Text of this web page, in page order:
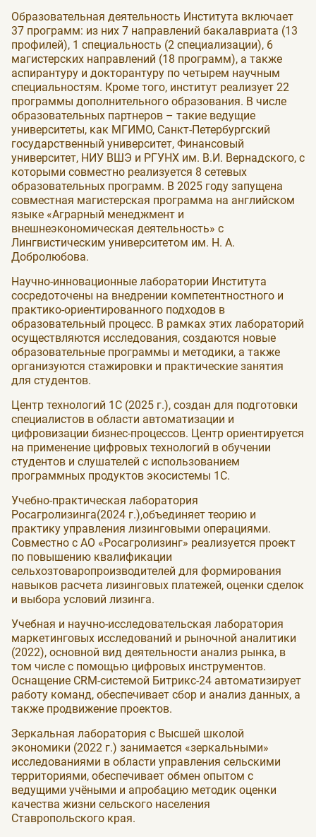
Образовательная деятельность Института включает
37 программ: из них 7 направлений бакалавриата (13
профилей), 1 специальность (2 специализации), 6
магистерских направлений (18 программ), а также
аспирантуру и докторантуру по четырем научным
специальностям. Кроме того, институт реализует 22
программы дополнительного образования. В числе
образовательных партнеров – такие ведущие
университеты, как МГИМО, Санкт-Петербургский
государственный университет, Финансовый
университет, НИУ ВШЭ и РГУНХ им. В.И. Вернадского, с
которыми совместно реализуется 8 сетевых
образовательных программ. В 2025 году запущена
совместная магистерская программа на английском
языке «Аграрный менеджмент и
внешнеэкономическая деятельность» с
Лингвистическим университетом им. Н. А.
Добролюбова.
Научно-инновационные лаборатории Института
сосредоточены на внедрении компетентностного и
практико-ориентированного подходов в
образовательный процесс. В рамках этих лабораторий
осуществляются исследования, создаются новые
образовательные программы и методики, а также
организуются стажировки и практические занятия
для студентов.
Центр технологий 1С (2025 г.), создан для подготовки
специалистов в области автоматизации и
цифровизации бизнес-процессов. Центр ориентируется
на применение цифровых технологий в обучении
студентов и слушателей с использованием
программных продуктов экосистемы 1С.
Учебно-практическая лаборатория
Росагролизинга(2024 г.),объединяет теорию и
практику управления лизинговыми операциями.
Совместно с АО «Росагролизинг» реализуется проект
по повышению квалификации
сельхозтоваропроизводителей для формирования
навыков расчета лизинговых платежей, оценки сделок
и выбора условий лизинга.
Учебная и научно-исследовательская лаборатория
маркетинговых исследований и рыночной аналитики
(2022), основной вид деятельности анализ рынка, в
том числе с помощью цифровых инструментов.
Оснащение CRM-системой Битрикс-24 автоматизирует
работу команд, обеспечивает сбор и анализ данных, а
также продвижение проектов.
Зеркальная лаборатория с Высшей школой
экономики (2022 г.) занимается «зеркальными»
исследованиями в области управления сельскими
территориями, обеспечивает обмен опытом с
ведущими учёными и апробацию методик оценки
качества жизни сельского населения
Ставропольского края.